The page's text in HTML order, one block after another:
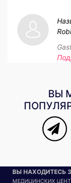
ВЫ
ВЫ НАХОДИТЕСЬ
МЕДИЦИНСКИХ